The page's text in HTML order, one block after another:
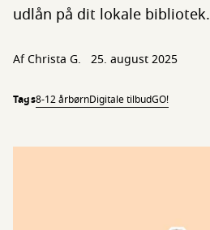
udlån på dit lokale bibliotek.
AfChrista G. 25. august 2025
Tags8-12 årbørnDigitale tilbudGO!